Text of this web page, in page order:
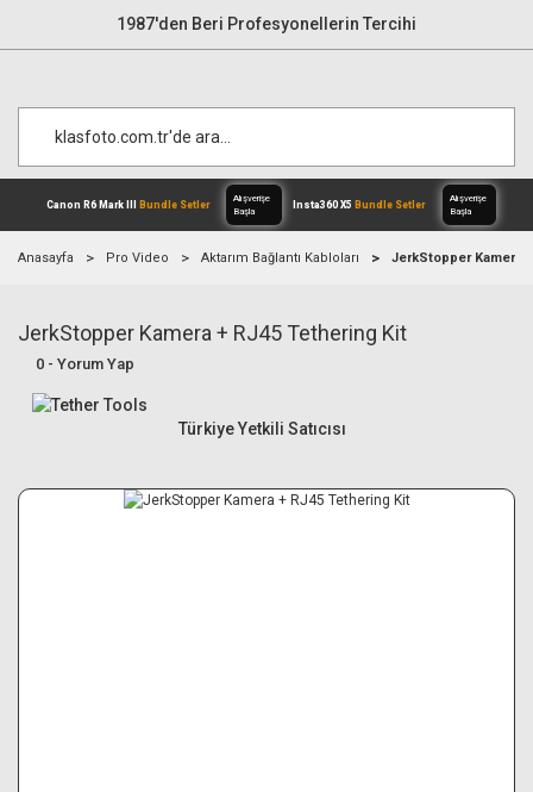
1987'den Beri Profesyonellerin Tercihi
Canon R6 Mark III Bundle Setler
Alışverişe
Anasayfa Pro Video Aktarım Bağlantı Kabloları JerkStopper Kamera
JerkStopper Kamera + RJ45 Tethering Kit
0 - Yorum Yap
Türkiye Yetkili Satıcısı